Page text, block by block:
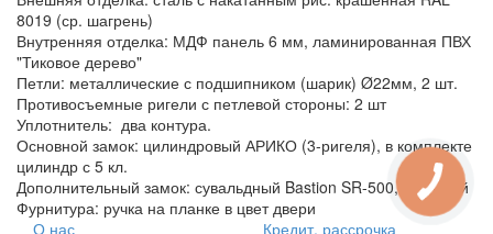
8019 (ср. шагрень)
Внутренняя отделка: МДФ панель 6 мм, ламинированная ПВХ
"Тиковое дерево"
Петли: металлические с подшипником (шарик) Ø22мм, 2 шт.
Противосъемные ригели с петлевой стороны: 2 шт
Уплотнитель: два контура.
Основной замок: цилиндровый АРИКО (3-ригеля), в комплекте
цилиндр с 5 кл.
Дополнительный замок: сувальдный Bastion SR-500, 5 ключей
Фурнитура: ручка на планке в цвет двери
О нас
Кредит, рассрочка